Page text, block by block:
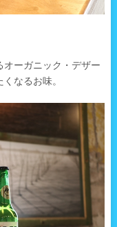
オーガニック・デザー
なるお味。